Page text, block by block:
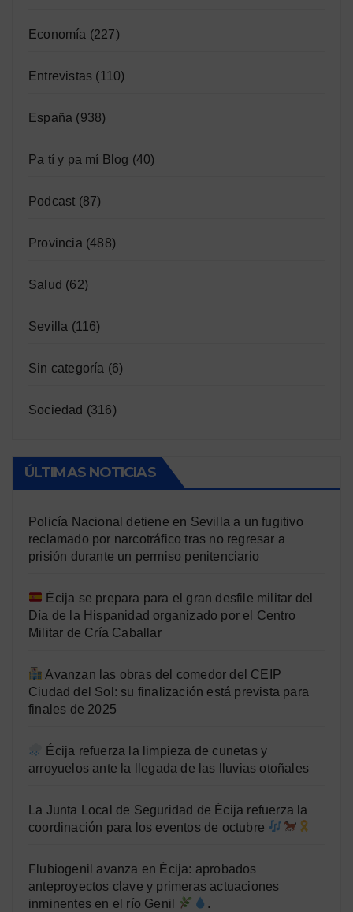
Economía (227)
Entrevistas (110)
España (938)
Pa tí y pa mí Blog (40)
Podcast (87)
Provincia (488)
Salud (62)
Sevilla (116)
Sin categoría (6)
Sociedad (316)
ÚLTIMAS NOTICIAS
Policía Nacional detiene en Sevilla a un fugitivo
reclamado por narcotráfico tras no regresar a
prisión durante un permiso penitenciario
Écija se prepara para el gran desfile militar del
Día de la Hispanidad organizado por el Centro
Militar de Cría Caballar
Avanzan las obras del comedor del CEIP
Ciudad del Sol: su finalización está prevista para
finales de 2025
Écija refuerza la limpieza de cunetas y
arroyuelos ante la llegada de las lluvias otoñales
La Junta Local de Seguridad de Écija refuerza la
coordinación para los eventos de octubre
Flubiogenil avanza en Écija: aprobados
anteproyectos clave y primeras actuaciones
inminentes en el río Genil
.